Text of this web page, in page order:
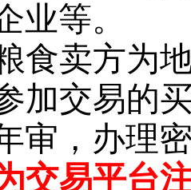
业等。
食卖方为
加交易的
审，办理
交易平台